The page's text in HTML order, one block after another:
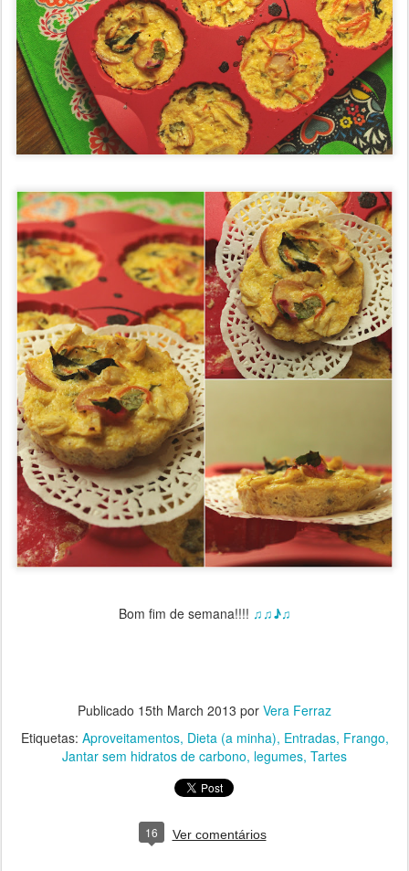
Bom fim de semana!!!! ♫♫♪♫
Publicado 15th March 2013 por Vera Ferraz
Etiquetas: Aproveitamentos Dieta (a minha) Entradas Frango
Jantar sem hidratos de carbono legumes Tartes
16 Ver comentários